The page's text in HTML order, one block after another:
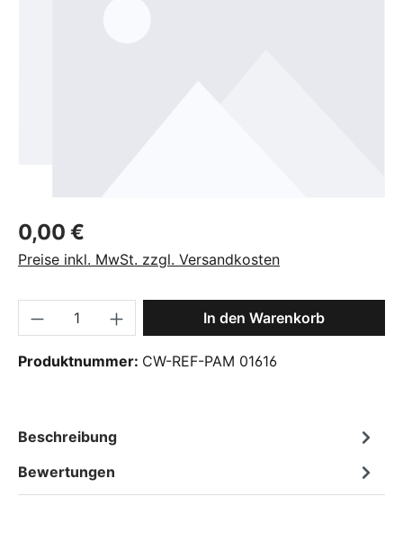
Regulärer Preis:
0,00 €
Preise inkl. MwSt. zzgl. Versandkosten
Produkt Anzahl: Gib den gewünschten
In den Warenkorb
Produktnummer: CW-REF-PAM 01616
Beschreibung
Bewertungen